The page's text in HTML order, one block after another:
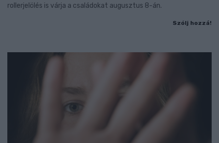
rollerjelölés is várja a családokat augusztus 8-án.
Szólj hozzá!